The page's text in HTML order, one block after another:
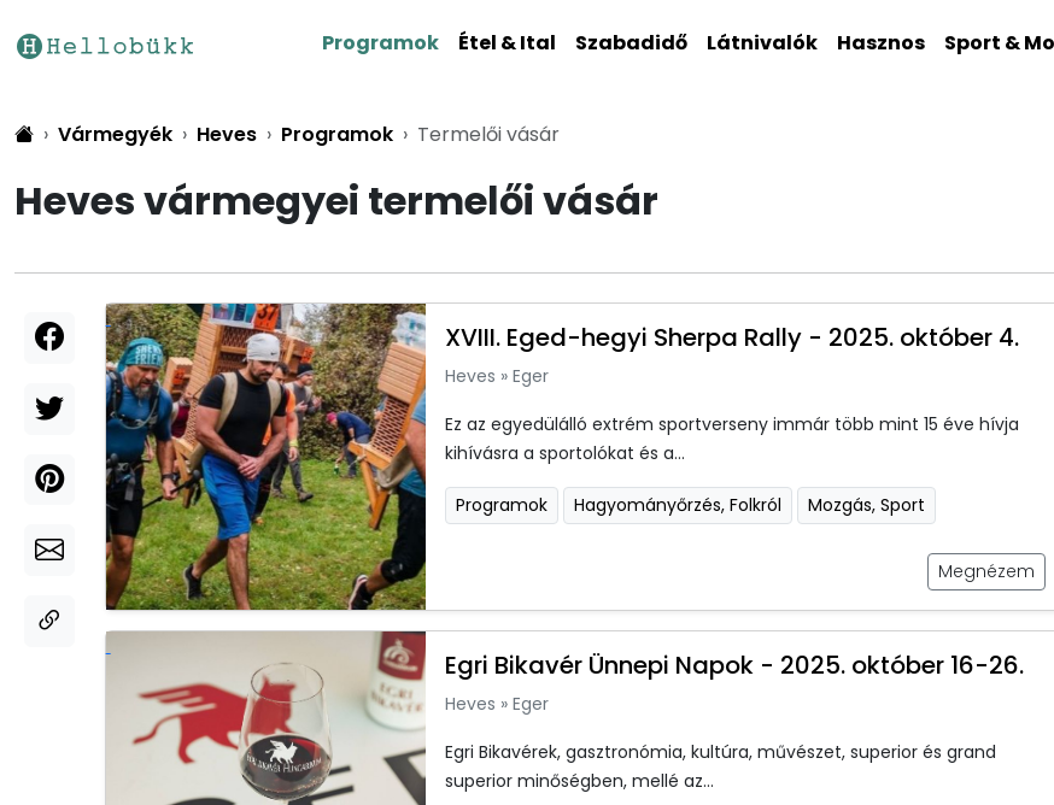
Programok Étel & Ital Szabadidő Látnivalók Hasznos Sport &
Vármegyék Heves Programok Termelői vásár
Heves vármegyei termelői vásár
XVIII. Eged-hegyi Sherpa Rally - 2025. október 4.
Heves » Eger
Ez az egyedülálló extrém sportverseny immár több mint 15 éve hívja
kihívásra a sportolókat és a...
Programok Hagyományőrzés, Folkról Mozgás, Sport
Megnézem
Egri Bikavér Ünnepi Napok - 2025. október 16-26.
Heves » Eger
Egri Bikavérek, gasztronómia, kultúra, művészet, superior és grand
superior minőségben, mellé az...